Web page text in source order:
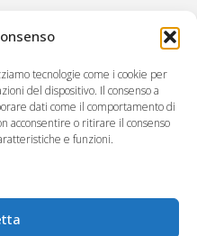
tecnologie come i cookie per
del dispositivo. Il consenso a
dati come il comportamento di
acconsentire o ritirare il consenso
e funzioni.
sociale